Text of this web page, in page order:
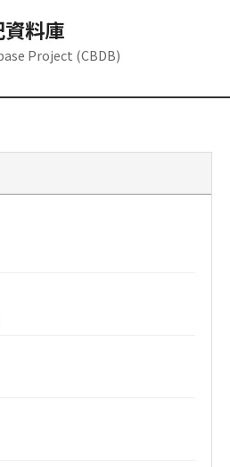
料庫
Project (CBDB)